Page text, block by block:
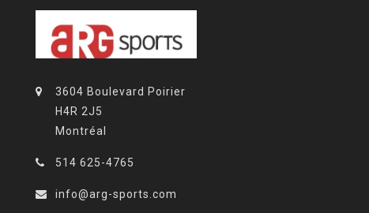
3604 Boulevard Poirier
H4R 2J5
Montréal
514 625-4765
info@arg-sports.com